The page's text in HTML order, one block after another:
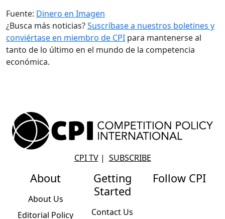
Fuente: Dinero en Imagen
¿Busca más noticias?Suscríbase a nuestros boletines y
conviértase en miembro de CPI para mantenerse al
tanto de lo último en el mundo de la competencia
económica.
CPI TV| SUBSCRIBE
About
About Us
Editorial Policy
Getting
Started
Contact Us
Follow CPI